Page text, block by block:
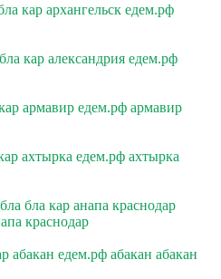
кар архангельск едем.рф
кар александрия едем.рф
армавир едем.рф армавир
ахтырка едем.рф ахтырка
бла кар анапа краснодар
краснодар
абакан едем.рф абакан абакан